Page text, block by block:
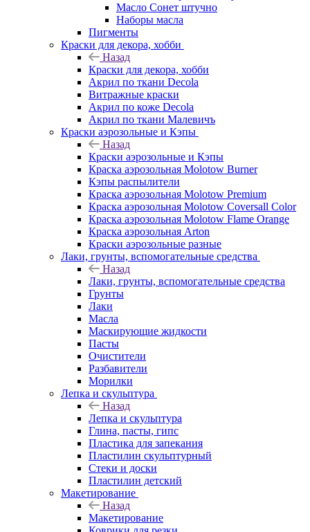
Масло Сонет штучно
Наборы масла
Пигменты
Краски для декора, хобби
Назад
Краски для декора, хобби
Акрил по ткани Decola
Витражные краски
Акрил по коже Decola
Акрил по ткани Малевичъ
Краски аэрозольные и Кэпы
Назад
Краски аэрозольные и Кэпы
Краска аэрозольная Molotow Burner
Кэпы распылители
Краска аэрозольная Molotow Premium
Краска аэрозольная Molotow Coversall Color
Краска аэрозольная Molotow Flame Orange
Краска аэрозольная Arton
Краски аэрозольные разные
Лаки, грунты, вспомогательные средства
Назад
Лаки, грунты, вспомогательные средства
Грунты
Лаки
Масла
Маскирующие жидкости
Пасты
Очистители
Разбавители
Морилки
Лепка и скульптура
Назад
Лепка и скульптура
Глина, пасты, гипс
Пластика для запекания
Пластилин скульптурный
Стеки и доски
Пластилин детский
Макетирование
Назад
Макетирование